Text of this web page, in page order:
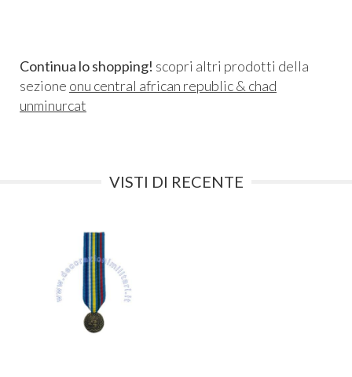
Continua lo shopping! scopri altri prodotti della
sezione onu central african republic & chad
unminurcat
VISTI DI RECENTE